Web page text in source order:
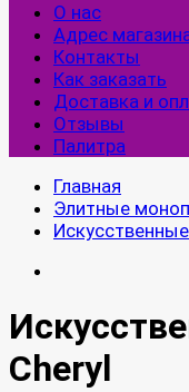
О нас
Адрес
Контакты
Как заказать
Доставка и
Отзывы
Палитра
Главная
Элитные
Cheryl